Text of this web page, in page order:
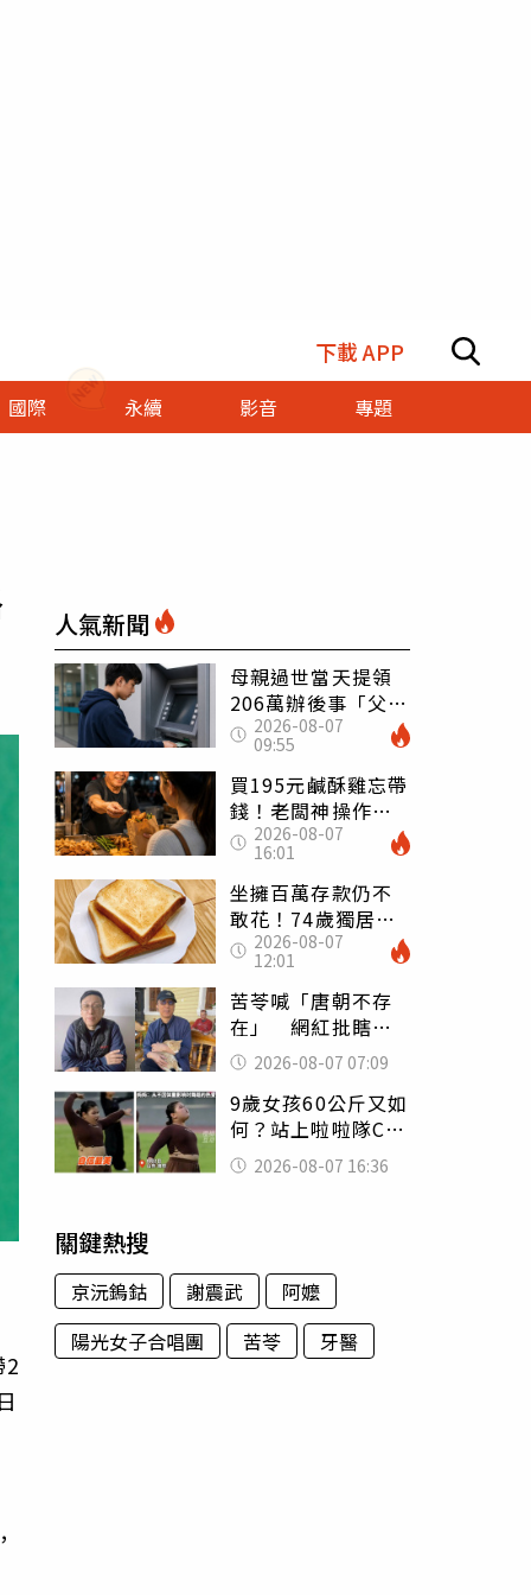
下載 APP
國際 永續 影音 專題
2
人氣新聞
母親過世當天提領
206萬辦後事「父子
遭判刑」 律師：
搶錢先下手是罪
2026-08-07
09:55
買195元鹹酥雞忘帶
錢！老闆神操作
「倒找5元」 全網
看哭：這就是台灣
2026-08-07
16:01
坐擁百萬存款仍不
敢花！74歲獨居翁
「1餐只吃1片吐
司」 半年後暴瘦
嚇壞女兒
2026-08-07
12:01
苦苓喊「唐朝不存
在」 網紅批瞎編
歷史：李白、杜甫
用鮮卑文寫詩？
2026-08-07 07:09
9歲女孩60公斤又如
何？站上啦啦隊C位
驚艷全場 千萬網
友被圈粉
2026-08-07 16:36
關鍵熱搜
京沅鎢鈷 謝震武
阿嬤
陽光女子合唱團
苦苓 牙醫